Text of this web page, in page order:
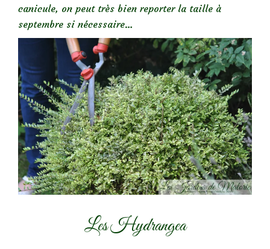
canicule, on peut très bien reporter la taille à
septembre si nécessaire…
Les Hydrangea